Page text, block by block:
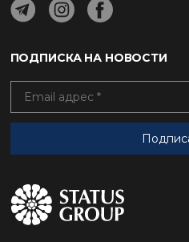
ПОДПИСКА НА НОВОСТИ